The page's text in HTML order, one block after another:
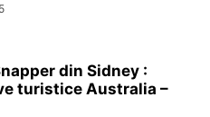
din Sidney :
turistice Australia –